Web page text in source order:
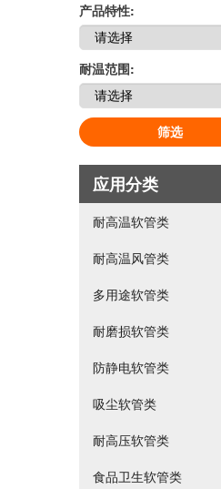
产品特性:
耐温范围:
筛选
应用分类
耐高温软管类
耐高温风管类
多用途软管类
耐磨损软管类
防静电软管类
吸尘软管类
耐高压软管类
食品卫生软管类